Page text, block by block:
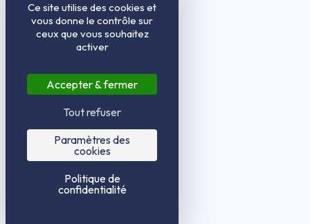
14
Ce site utilise des cookies et
vous donne le contrôle sur
ceux que vous souhaitez
activer
Accepter & fermer
Tout refuser
Paramètres des
cookies
Politique de
confidentialité